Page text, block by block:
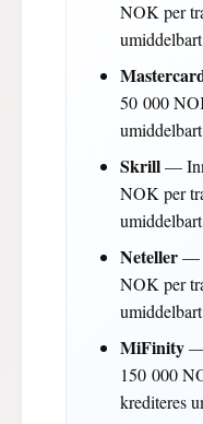
NOK per
50 000
Skrill—
NOK per
Neteller—
NOK per
MiFinity—
150 000
krediteres